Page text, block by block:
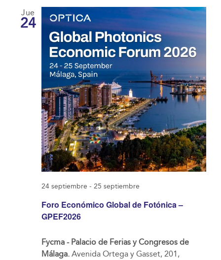
Jue
24
Foro Económico Global de Fotónica –
GPEF2026
24 septiembre - 25 septiembre
Fycma - Palacio de Ferias y Congresos de
Málaga. Avenida Ortega y Gasset, 201,